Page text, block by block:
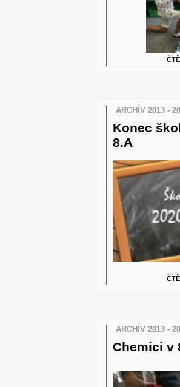
ARCHÍV 2013 -
Konec
8.A
ARCHÍV 2013 -
Chemici v